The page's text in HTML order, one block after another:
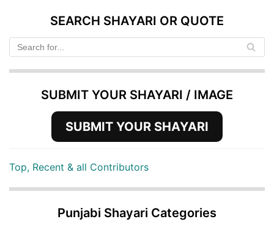
SEARCH SHAYARI OR QUOTE
SUBMIT YOUR SHAYARI / IMAGE
SUBMIT YOUR SHAYARI
Top, Recent & all Contributors
Punjabi Shayari Categories